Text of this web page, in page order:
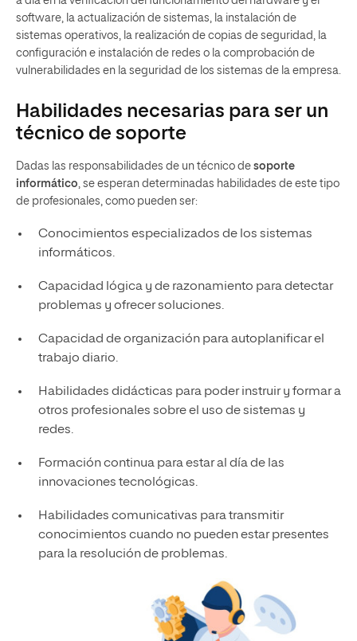
software, la actualización de sistemas, la instalación de
sistemas operativos, la realización de copias de seguridad, la
configuración e instalación de redes o la comprobación de
vulnerabilidades en la seguridad de los sistemas de la empresa.
Habilidades necesarias para ser un
técnico de soporte
Dadas las responsabilidades de un técnico de soporte
informático, se esperan determinadas habilidades de este tipo
de profesionales, como pueden ser:
Conocimientos especializados de los sistemas
informáticos.
Capacidad lógica y de razonamiento para detectar
problemas y ofrecer soluciones.
Capacidad de organización para autoplanificar el
trabajo diario.
Habilidades didácticas para poder instruir y formar a
otros profesionales sobre el uso de sistemas y
redes.
Formación continua para estar al día de las
innovaciones tecnológicas.
Habilidades comunicativas para transmitir
conocimientos cuando no pueden estar presentes
para la resolución de problemas.